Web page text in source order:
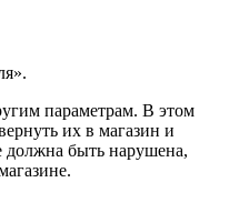
параметрам. В этом
их в магазин и
должна быть нарушена,